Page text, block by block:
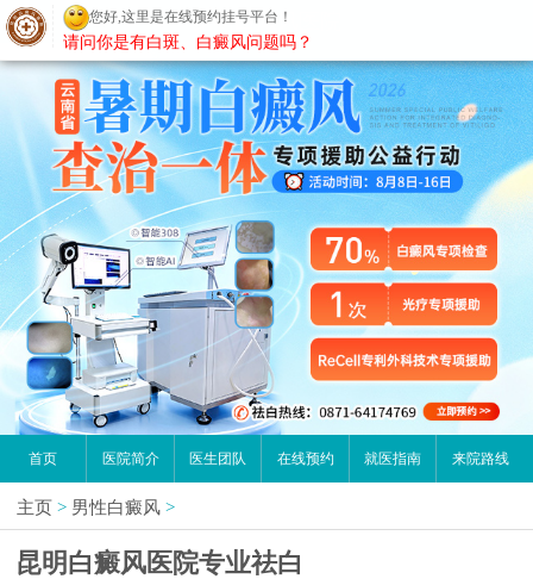
昆明白癜风医院
首页 医院简介 医生团队 在线预约 就医指南 来院路线
主页 > 男性白癜风 >
昆明白癜风医院专业祛白
您好,这里是在线预约挂号平台！
请问你是有白斑、白癜风问题吗？